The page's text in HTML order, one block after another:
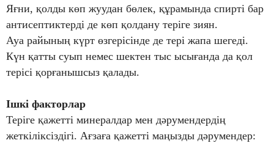
Яғни, қолды көп жуудан бөлек, құрамында спирті бар
антисептиктерді де көп қолдану теріге зиян.
Ауа райының күрт өзгерісінде де тері жапа шегеді.
Күн қатты суып немес шектен тыс ысығанда да қол
терісі қорғанышсыз қалады.
Ішкі факторлар
Теріге қажетті минералдар мен дәрумендердің
жеткіліксіздігі. Ағзаға қажетті маңызды дәрумендер: